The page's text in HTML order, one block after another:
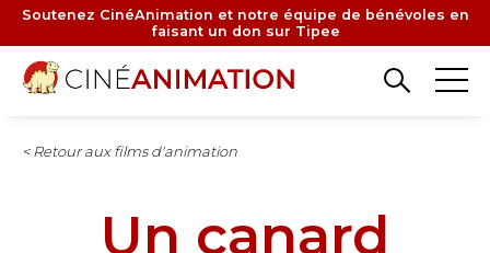
Aller
contenu
principal
Soutenez CinéAnimation et notre équipe de bénévoles en
faisant un don sur Tipee
< Retour aux films d'animation
Un canard